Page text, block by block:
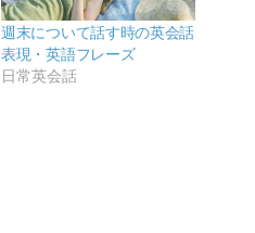
週末について話す時の英会話
表現・英語フレーズ
日常英会話